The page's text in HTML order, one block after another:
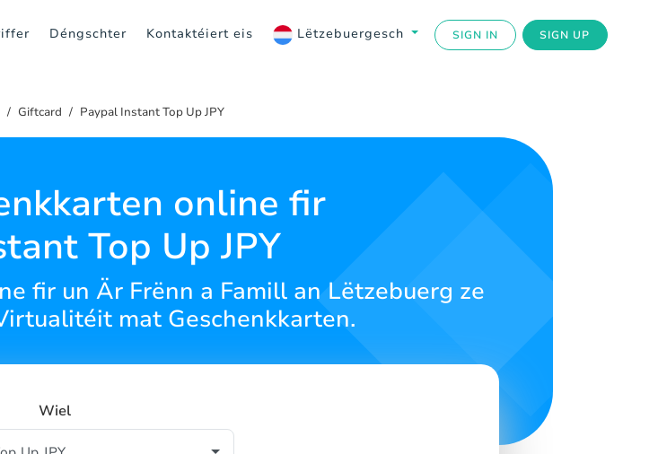
Déngschter Kontaktéiert eis Lëtzebuergesch SIGN IN SIGN UP
Giftcard Paypal Instant Top Up JPY
online fir
Top Up JPY
fir un Är Frënn a Famill an Lëtzebuerg ze
mat Geschenkkarten.
Wiel